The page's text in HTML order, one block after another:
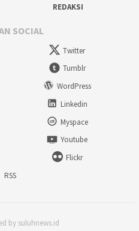
REDAKSI
SOCIAL
Twitter
Tumblr
WordPress
Linkedin
Myspace
Youtube
Flickr
RSS
by suluhnews.id